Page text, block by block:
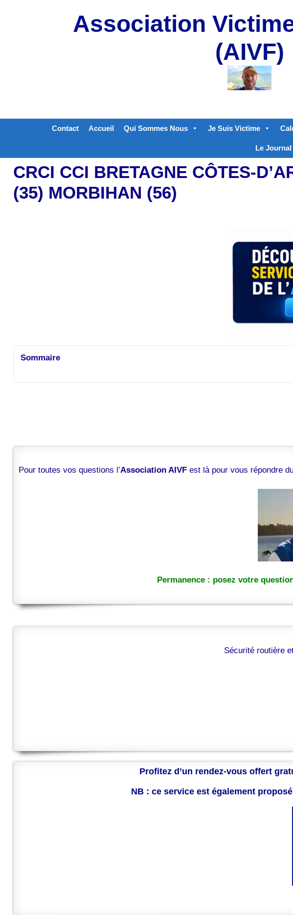
Association
(AIVF)
Contact Accueil Qui Sommes Nous Je Suis Victime
Le
CRCI CCI BRETAGNE CÔTES-
(35) MORBIHAN (56)
Sommaire
Pour toutes vos questions l’Association AIVF est là pour vous répondre
Permanence : posez votre
Sécurité routière
Profitez d’un rendez-vous offert
NB : ce service est également